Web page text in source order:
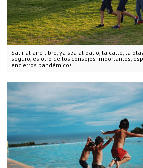
Salir al aire libre, ya sea al patio, la calle, la
seguro, es otro de los consejos importantes,
encierros pandémicos.